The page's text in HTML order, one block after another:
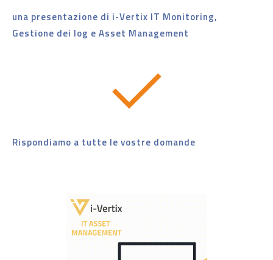
una presentazione di i-Vertix IT Monitoring,
Gestione dei log e Asset Management
Rispondiamo a tutte le vostre domande